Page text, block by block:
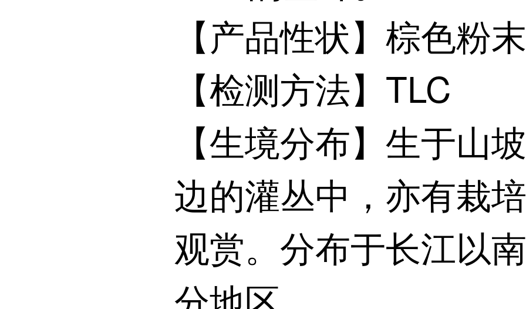
【产品性状】棕色粉末
【检测方法】TLC
【生境分布】生于山
边的灌丛中，亦有栽
观赏。分布于长江以